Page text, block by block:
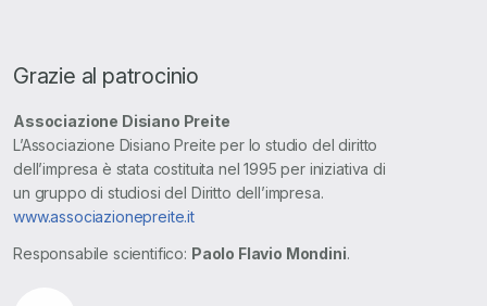
Grazie al patrocinio
Associazione Disiano Preite
L’Associazione Disiano Preite per lo studio del diritto
dell’impresa è stata costituita nel 1995 per iniziativa di
un gruppo di studiosi del Diritto dell’impresa.
www.associazionepreite.it
Responsabile scientifico: Paolo Flavio Mondini.